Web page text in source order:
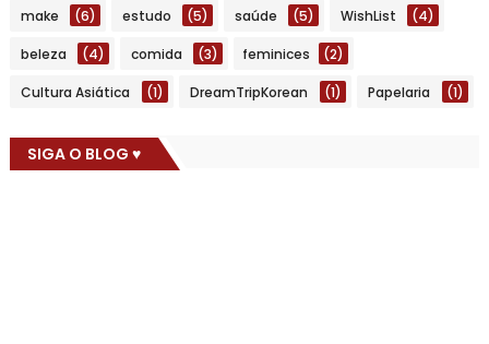
make (6) estudo (5) saúde (5) WishList (4)
beleza (4) comida (3) feminices (2)
Cultura Asiática (1) DreamTripKorean (1) Papelaria (1)
SIGA O BLOG ♥